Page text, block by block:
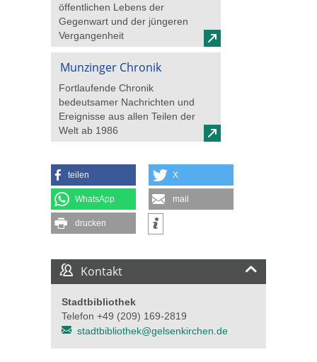
öffentlichen Lebens der
Gegenwart und der jüngeren
Vergangenheit
Munzinger Chronik
Fortlaufende Chronik
bedeutsamer Nachrichten und
Ereignisse aus allen Teilen der
Welt ab 1986
teilen X
WhatsApp mail
drucken
Kontakt
Stadtbibliothek
Telefon +49 (209) 169-2819
stadtbibliothek@gelsenkirchen.de